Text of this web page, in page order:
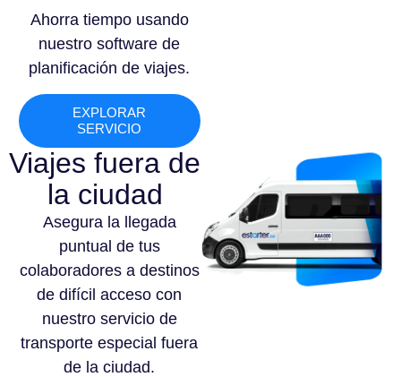
Ahorra tiempo usando
nuestro software de
planificación de viajes.
EXPLORAR
SERVICIO
Viajes fuera de
la ciudad
Asegura la llegada
puntual de tus
colaboradores a destinos
de difícil acceso con
nuestro servicio de
transporte especial fuera
de la ciudad.